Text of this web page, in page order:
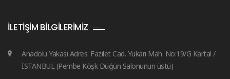
İLETIŞIM BILGILERIMIZ
Anadolu Yakası Adres: Fazilet Cad. Yukarı Mah. No:19/G Kartal /
İSTANBUL (Pembe Köşk Düğün Salonunun üstü)